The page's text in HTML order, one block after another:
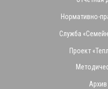
Нормативно-
Служба
Проект